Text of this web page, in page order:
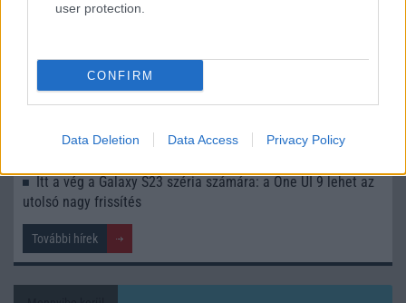
user protection.
CONFIRM
Data Deletion Data Access Privacy Policy
Ez a rejtett Samsung funkció teljesen megváltoztatja a
Nem biztos, hogy érdemes kivárni az iPhone 18 Prot
Élőképeken a Dark Cherry színű iPhone 18 Pro Max!
Itt a vég a Galaxy S23 széria számára: a One UI 9 lehet az
utolsó nagy frissítés
További hírek